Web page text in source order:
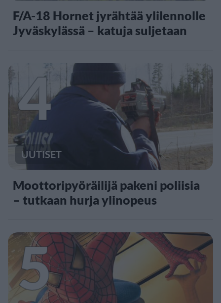
F/A-18 Hornet jyrähtää ylilennolle
Jyväskylässä – katuja suljetaan
4
UUTISET
Moottoripyöräilijä pakeni poliisia
– tutkaan hurja ylinopeus
5